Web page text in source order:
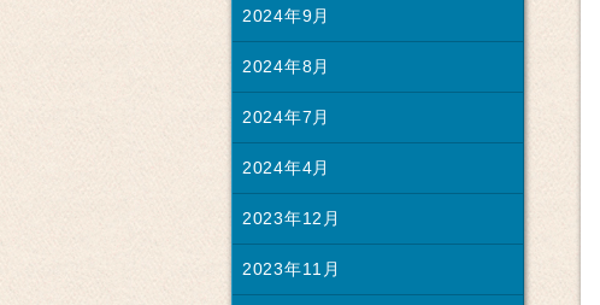
2024年9月
2024年8月
2024年7月
2024年4月
2023年12月
2023年11月